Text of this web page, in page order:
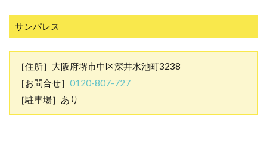
サンパレス
［住所］大阪府堺市中区深井水池町3238
［お問合せ］ 0120-807-727
［駐車場］あり